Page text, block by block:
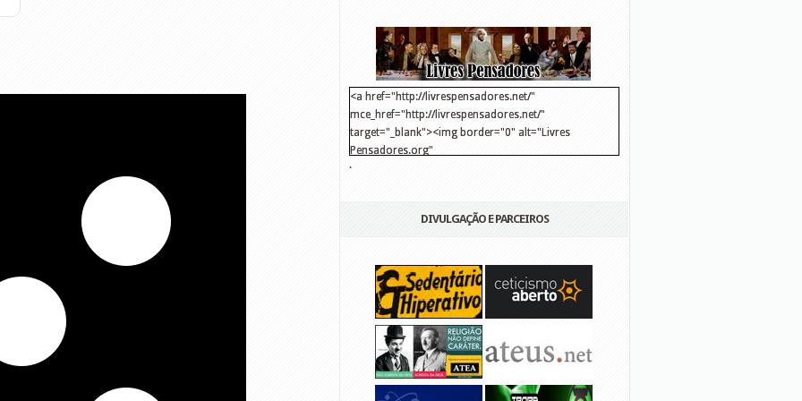
<a href="http://livrespensadores.net/"
mce_href="http://livrespensadores.net/"
target="_blank"><img border="0" alt="Livres
Pensadores.org"
src="http://lh6.ggpht.com/_25pDjsdjolQ/TNSgK1CylTI/AAAAAAAAAFk/u8d6kvYMhVc/
.
DIVULGAÇÃO E PARCEIROS